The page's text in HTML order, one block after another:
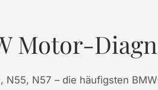
Motor-
N55, N57 – die häufigsten